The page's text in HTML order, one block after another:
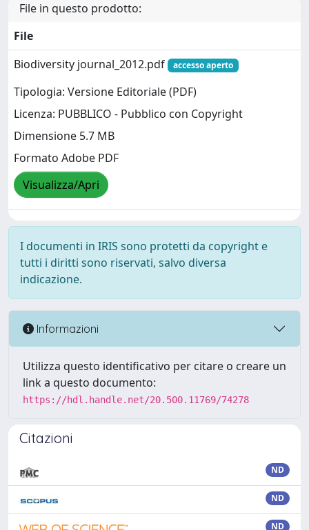
File in questo prodotto:
File
Biodiversity journal_2012.pdf
accesso aperto
Tipologia: Versione Editoriale (PDF)
Licenza: PUBBLICO - Pubblico con Copyright
Dimensione 5.7 MB
Formato Adobe PDF
Visualizza/Apri
I documenti in IRIS sono protetti da copyright e
tutti i diritti sono riservati, salvo diversa
indicazione.
Informazioni
Utilizza questo identificativo per citare o creare un
link a questo documento:
https://hdl.handle.net/20.500.11769/74278
Citazioni
ND
ND
ND